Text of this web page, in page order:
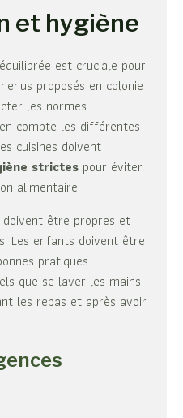
et hygiène
est cruciale pour
proposés en colonie
les normes
compte les différentes
cuisines doivent
strictes pour éviter
alimentaire.
être propres et
Les enfants doivent être
pratiques
que se laver les mains
les repas et après avoir